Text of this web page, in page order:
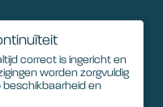
correct is ingericht en
worden zorgvuldig
beschikbaarheid en